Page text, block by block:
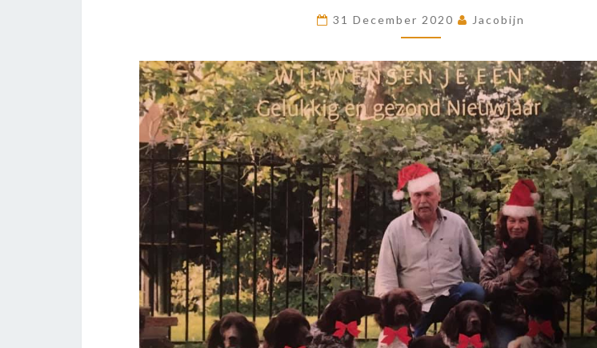
HEEL
GELUKKIG
NIEUWJAAR
31 December 2020 Jacobijn